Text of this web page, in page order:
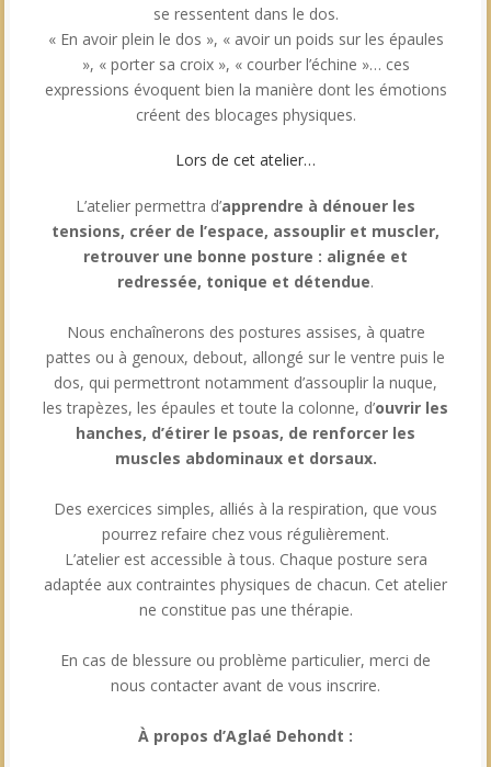
se ressentent dans le dos.
« En avoir plein le dos », « avoir un poids sur les épaules
», « porter sa croix », « courber l’échine »… ces
expressions évoquent bien la manière dont les émotions
créent des blocages physiques.
Lors de cet atelier…
L’atelier permettra d’apprendre à dénouer les
tensions, créer de l’espace, assouplir et muscler,
retrouver une bonne posture : alignée et
redressée, tonique et détendue.
Nous enchaînerons des postures assises, à quatre
pattes ou à genoux, debout, allongé sur le ventre puis le
dos, qui permettront notamment d’assouplir la nuque,
les trapèzes, les épaules et toute la colonne, d’ouvrir les
hanches, d’étirer le psoas, de renforcer les
muscles abdominaux et dorsaux.
Des exercices simples, alliés à la respiration, que vous
pourrez refaire chez vous régulièrement.
L’atelier est accessible à tous. Chaque posture sera
adaptée aux contraintes physiques de chacun. Cet atelier
ne constitue pas une thérapie.
En cas de blessure ou problème particulier, merci de
nous contacter avant de vous inscrire.
À propos d’Aglaé Dehondt :